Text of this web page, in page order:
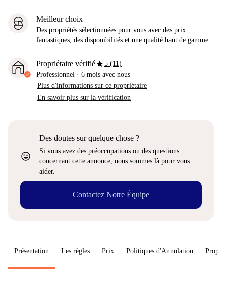
Meilleur choix
Des propriétés sélectionnées pour vous avec des prix
fantastiques, des disponibilités et une qualité haut de gamme.
Propriétaire vérifiéstar5 (11)
Professionnel · 6 mois avec nous
Plus d'informations sur ce propriétaire
En savoir plus sur la vérification
sentiment_very_satisfied
Des doutes sur quelque chose ?
Si vous avez des préoccupations ou des questions
concernant cette annonce, nous sommes là pour vous
aider.
Contactez Notre Équipe
Présentation Les règles Prix Politiques d'Annulation